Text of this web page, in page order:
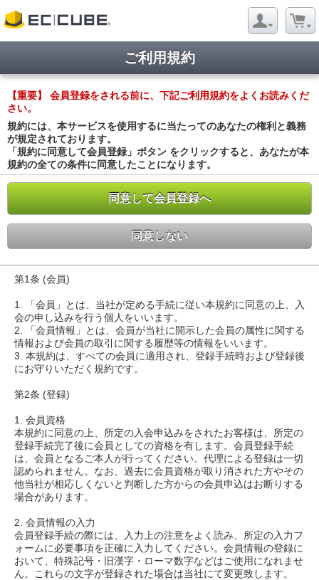
ご利用規約
【重要】 会員登録をされる前に、下記ご利用規約をよくお読みくだ
さい。
規約には、本サービスを使用するに当たってのあなたの権利と義務
が規定されております。
「規約に同意して会員登録」ボタン をクリックすると、あなたが本
規約の全ての条件に同意したことになります。
同意して会員登録へ
同意しない
第1条 (会員)
1. 「会員」とは、当社が定める手続に従い本規約に同意の上、入
会の申し込みを行う個人をいいます。
2. 「会員情報」とは、会員が当社に開示した会員の属性に関する
情報および会員の取引に関する履歴等の情報をいいます。
3. 本規約は、すべての会員に適用され、登録手続時および登録後
にお守りいただく規約です。
第2条 (登録)
1. 会員資格
本規約に同意の上、所定の入会申込みをされたお客様は、所定の
登録手続完了後に会員としての資格を有します。会員登録手続
は、会員となるご本人が行ってください。代理による登録は一切
認められません。なお、過去に会員資格が取り消された方やその
他当社が相応しくないと判断した方からの会員申込はお断りする
場合があります。
2. 会員情報の入力
会員登録手続の際には、入力上の注意をよく読み、所定の入力フ
ォームに必要事項を正確に入力してください。会員情報の登録に
おいて、特殊記号・旧漢字・ローマ数字などはご使用になれませ
ん。これらの文字が登録された場合は当社にて変更致します。